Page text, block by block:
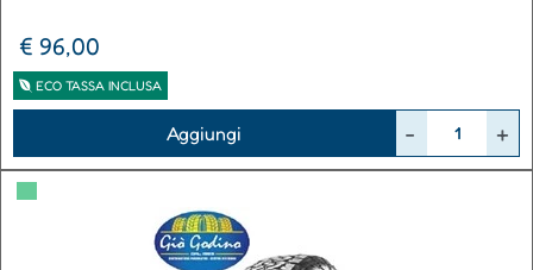
€ 96,00
ECO TASSA INCLUSA
Aggiungi
▀